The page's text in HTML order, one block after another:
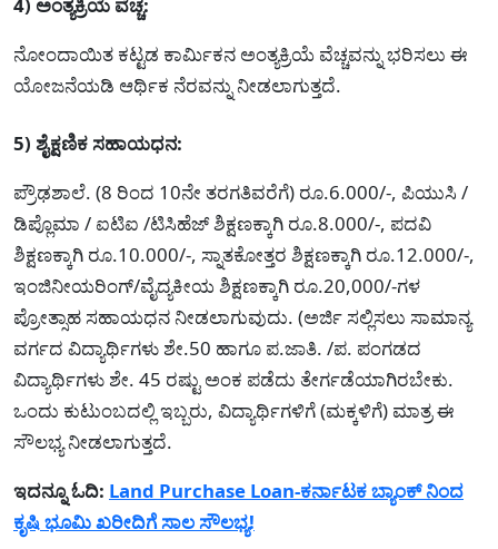
ನೋಂದಾಯಿತ ಕಟ್ಟಡ ಕಾರ್ಮಿಕನ ಅಂತ್ಯಕ್ರಿಯೆ ವೆಚ್ಚವನ್ನು ಭರಿಸಲು ಈ
ಯೋಜನೆಯಡಿ ಆರ್ಥಿಕ ನೆರವನ್ನು ನೀಡಲಾಗುತ್ತದೆ.
5) ಶೈಕ್ಷಣಿಕ ಸಹಾಯಧನ:
ಪ್ರೌಢಶಾಲೆ. (8 ರಿಂದ 10ನೇ ತರಗತಿವರೆಗೆ) ರೂ.6.000/-, ಪಿಯುಸಿ /
ಡಿಪ್ಲೊಮಾ / ಐಟಿಐ /ಟಿಸಿಹೆಜ್ ಶಿಕ್ಷಣಕ್ಕಾಗಿ ರೂ.8.000/-, ಪದವಿ
ಶಿಕ್ಷಣಕ್ಕಾಗಿ ರೂ.10.000/-, ಸ್ನಾತಕೋತ್ತರ ಶಿಕ್ಷಣಕ್ಕಾಗಿ ರೂ.12.000/-,
ಇಂಜಿನೀಯರಿಂಗ್/ವೈದ್ಯಕೀಯ ಶಿಕ್ಷಣಕ್ಕಾಗಿ ರೂ.20,000/-ಗಳ
ಪ್ರೋತ್ಸಾಹ ಸಹಾಯಧನ ನೀಡಲಾಗುವುದು. (ಅರ್ಜಿ ಸಲ್ಲಿಸಲು ಸಾಮಾನ್ಯ
ವರ್ಗದ ವಿದ್ಯಾರ್ಥಿಗಳು ಶೇ.50 ಹಾಗೂ ಪ.ಜಾತಿ. /ಪ. ಪಂಗಡದ
ವಿದ್ಯಾರ್ಥಿಗಳು ಶೇ. 45 ರಷ್ಟು ಅಂಕ ಪಡೆದು ತೇರ್ಗಡೆಯಾಗಿರಬೇಕು.
ಒಂದು ಕುಟುಂಬದಲ್ಲಿ ಇಬ್ಬರು, ವಿದ್ಯಾರ್ಥಿಗಳಿಗೆ (ಮಕ್ಕಳಿಗೆ) ಮಾತ್ರ ಈ
ಸೌಲಭ್ಯ ನೀಡಲಾಗುತ್ತದೆ.
ಇದನ್ನೂ ಓದಿ: Land Purchase Loan-ಕರ್ನಾಟಕ ಬ್ಯಾಂಕ್ ನಿಂದ
ಕೃಷಿ ಭೂಮಿ ಖರೀದಿಗೆ ಸಾಲ ಸೌಲಭ್ಯ!